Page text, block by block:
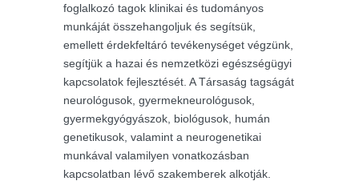
foglalkozó tagok klinikai és tudományos
munkáját összehangoljuk és segítsük,
emellett érdekfeltáró tevékenységet végzünk,
segítjük a hazai és nemzetközi egészségügyi
kapcsolatok fejlesztését. A Társaság tagságát
neurológusok, gyermekneurológusok,
gyermekgyógyászok, biológusok, humán
genetikusok, valamint a neurogenetikai
munkával valamilyen vonatkozásban
kapcsolatban lévő szakemberek alkotják.